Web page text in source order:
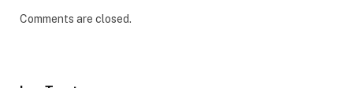
Comments are closed.